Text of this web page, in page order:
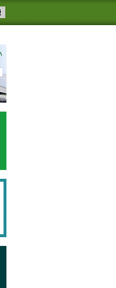
メール配信を登録す